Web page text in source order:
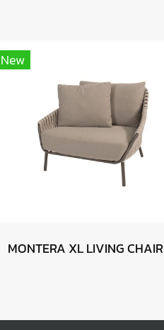
New
MONTERA XL LIVING CHAIR